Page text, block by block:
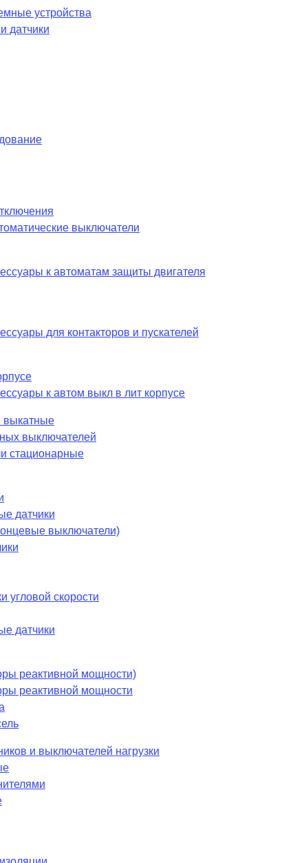
устройства
датчики
выключатели
к автоматам защиты двигателя
для контакторов и пускателей
к автом выкл в лит корпусе
выкатные
выключателей
стационарные
датчики
выключатели)
угловой скорости
датчики
реактивной мощности)
реактивной мощности
и выключателей нагрузки